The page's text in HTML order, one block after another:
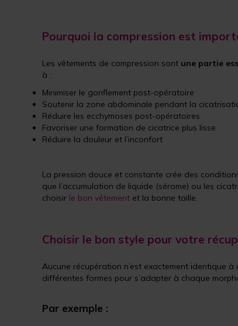
Pourquoi la compression est
Les vêtements de compression sont une partie
à :
Minimiser le gonflement post-opératoire
Soutenir la zone abdominale pendant la
Réduire les ecchymoses post-opératoires
Favoriser une formation de cicatrice plus lisse
Réduire la douleur et l’inconfort
La pression douce et constante crée des
que l’accumulation de liquide (sérome) ou les
choisir le bon vêtement et la bonne taille.
Choisir le bon style pour votre
Aucune récupération n’est exactement identique
différentes formes pour s’adapter à chaque
Par exemple :